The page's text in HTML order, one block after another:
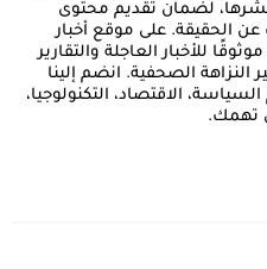
لضمان تقديم محتوى
عن الحقيقة. على موقع أخبار
للأخبار العاجلة والتقارير
النزاهة الصحفية. انضم إلينا
الاقتصاد، التكنولوجيا،
تهمك.